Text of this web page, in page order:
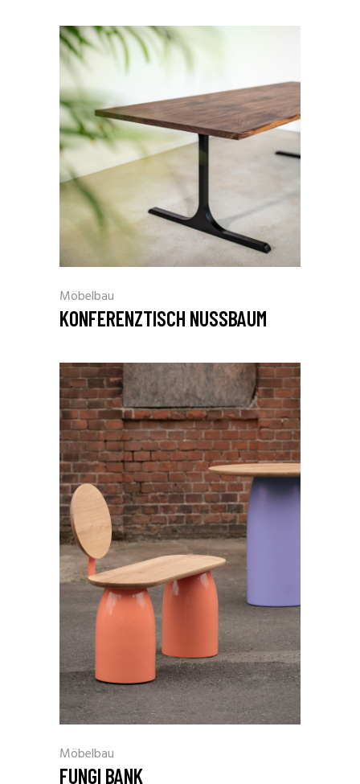
Möbelbau
KONFERENZTISCH NUSSBAUM
Möbelbau
FUNGI BANK